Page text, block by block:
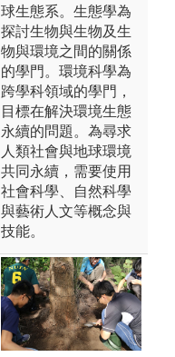
球生態系。生態學為
探討生物與生物及生
物與環境之間的關係
的學門。環境科學為
跨學科領域的學門，
目標在解決環境生態
永續的問題。為尋求
人類社會與地球環境
共同永續，需要使用
社會科學、自然科學
與藝術人文等概念與
技能。